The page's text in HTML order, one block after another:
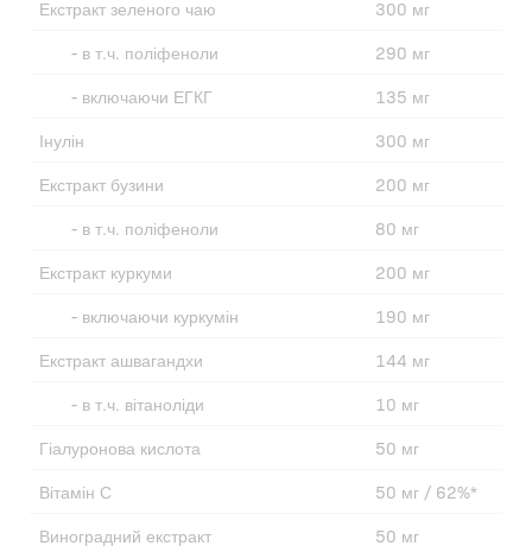
Екстракт зеленого чаю
300 мг
- в т.ч. поліфеноли
290 мг
- включаючи ЕГКГ
135 мг
Інулін
300 мг
Екстракт бузини
200 мг
- в т.ч. поліфеноли
80 мг
Екстракт куркуми
200 мг
- включаючи куркумін
190 мг
Екстракт ашвагандхи
144 мг
- в т.ч. вітаноліди
10 мг
Гіалуронова кислота
50 мг
Вітамін С
50 мг / 62%*
Виноградний екстракт
50 мг